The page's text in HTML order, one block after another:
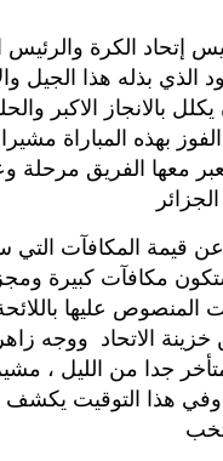
إتحاد الكرة والرئيس
الذي بذله هذا الجيل
يكلل بالانجاز
بهذه المباراة
معها الفريق مرحلة
بطريقته
وفي هذا التوقيت